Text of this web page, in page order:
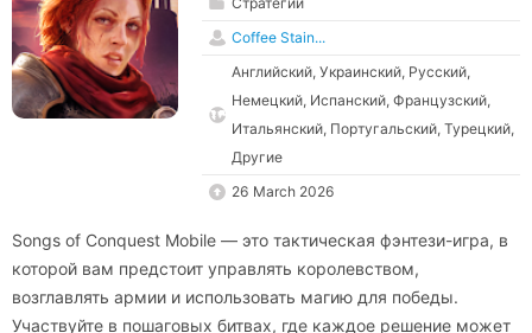
Coffee Stain...
Английский, Украинский, Русский,
Немецкий, Испанский, Французский,
Итальянский, Португальский, Турецкий,
Другие
26 March 2026
Songs of Conquest Mobile — это тактическая фэнтези-игра, в
которой вам предстоит управлять королевством,
возглавлять армии и использовать магию для победы.
Участвуйте в пошаговых битвах, где каждое решение может